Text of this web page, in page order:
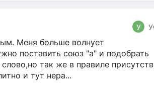
У
Меня больше волнует
поставить союз "а" и подобрать
так же в правиле
и тут нера...